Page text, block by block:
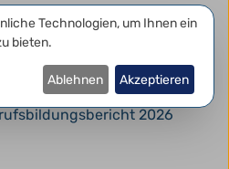
2026
, Ausbildungsstellen
Statistik
2026
2026
Technologien, um Ihnen ein
bieten.
Ablehnen Akzeptieren